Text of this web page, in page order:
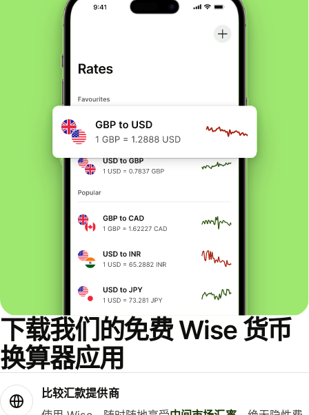
下载我们的免费 Wise 货币
换算器应用
比较汇款提供商